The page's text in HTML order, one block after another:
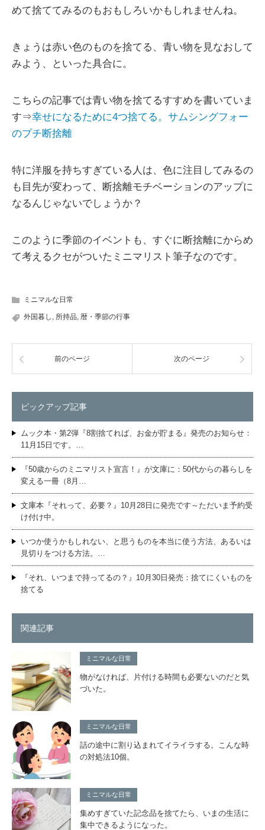
めて捨ててみるのもおもしろいかもしれませんね。
きょうは赤い色のものを捨てる、青い物を見なおして
みよう、といった具合に。
こちらの記事では青い物を捨てるすすめを書いていま
す⇒幸せになるために4つ捨てる。サムシングフォー
のプチ断捨離
特に洋服を持ちすぎている人は、色に注目してみるの
も目先が変わって、断捨離モチベーションのアップに
なるんじゃないでしょうか？
このように季節のイベントも、すぐに断捨離にからめ
て考えるクセがついたミニマリスト筆子なのです。
ミニマルな日常
外国暮し 所持品 暦・季節の行事
前のページ 次のページ
ピックアップ記事
ムック本・第2弾『8割捨てれば、お金が貯まる』発売のお知らせ：
11月15日です。…
『50歳からのミニマリスト宣言！』が文庫に：50代からの暮らしを
変える一冊（8月…
文庫本『それって、必要？』10月28日に発売です～ただいま予約受
け付け中。
いつか使うかもしれない、と思うものを本当に使う方法、あるいは
見切りをつける方法。…
『それ、いつまで持ってるの？』10月30日発売：捨てにくいものを
捨てる
関連記事
ミニマルな日常
物がなければ、片付ける時間も必要ないのだと気
づいた。
ミニマルな日常
話の途中に割り込まれてイライラする。こんな時
の対処法10個。
ミニマルな日常
集めすぎていた記念品を捨てたら、いまの生活に
集中できるようになった。